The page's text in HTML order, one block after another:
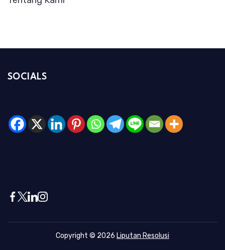
SOCIALS
Copyright © 2026 Liputan Resolusi